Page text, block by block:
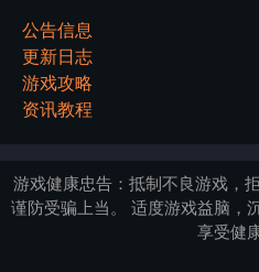
公告信息
更新日志
游戏攻略
资讯教程
游戏健康忠告：抵制不良游戏，
谨防受骗上当。 适度游戏益脑，
享受健